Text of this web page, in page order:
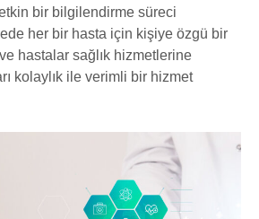
bir bilgilendirme süreci
her bir hasta için kişiye özgü bir
hastalar sağlık hizmetlerine
kolaylık ile verimli bir hizmet